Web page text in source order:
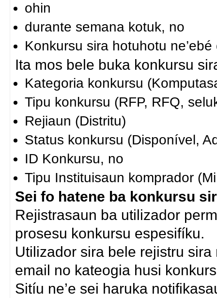
ohin
durante semana kotuk, no
Konkursu sira hotuhotu
Ita mos bele buka konkursu
Kategoria konkursu
Tipu konkursu (RFP, RFQ,
Rejiaun (Distritu)
Status konkursu (Disponível,
ID Konkursu, no
Tipu Instituisaun komprador
Sei fo hatene ba konkursu
Rejistrasaun ba utilizador
prosesu konkursu espesifíku.
Utilizador sira bele rejistru
email no kateogia husi
Sitíu ne’e sei haruka